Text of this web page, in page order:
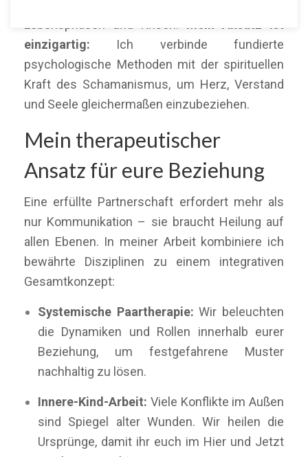
einzigartig: Ich verbinde fundierte
psychologische Methoden mit der spirituellen
Kraft des Schamanismus, um Herz, Verstand
und Seele gleichermaßen einzubeziehen.
Mein therapeutischer
Ansatz für eure Beziehung
Eine erfüllte Partnerschaft erfordert mehr als
nur Kommunikation – sie braucht Heilung auf
allen Ebenen. In meiner Arbeit kombiniere ich
bewährte Disziplinen zu einem integrativen
Gesamtkonzept:
Systemische Paartherapie: Wir beleuchten
die Dynamiken und Rollen innerhalb eurer
Beziehung, um festgefahrene Muster
nachhaltig zu lösen.
Innere-Kind-Arbeit: Viele Konflikte im Außen
sind Spiegel alter Wunden. Wir heilen die
Ursprünge, damit ihr euch im Hier und Jetzt